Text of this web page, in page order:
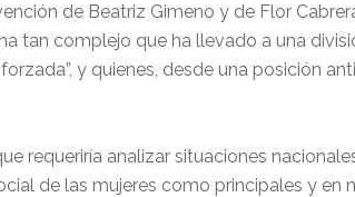
de Beatriz Gimeno y de Flor
tan complejo que ha llevado a una
y quienes, desde una posición
analizar situaciones
de las mujeres como principales y en